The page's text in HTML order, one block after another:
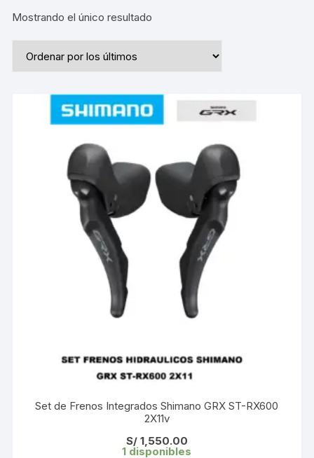
Mostrando el único resultado
Set de Frenos Integrados Shimano GRX ST-RX600
2X11v
S/1,550.00
1 disponibles